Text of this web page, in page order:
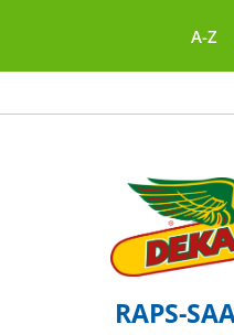
A-Z
RAPS-